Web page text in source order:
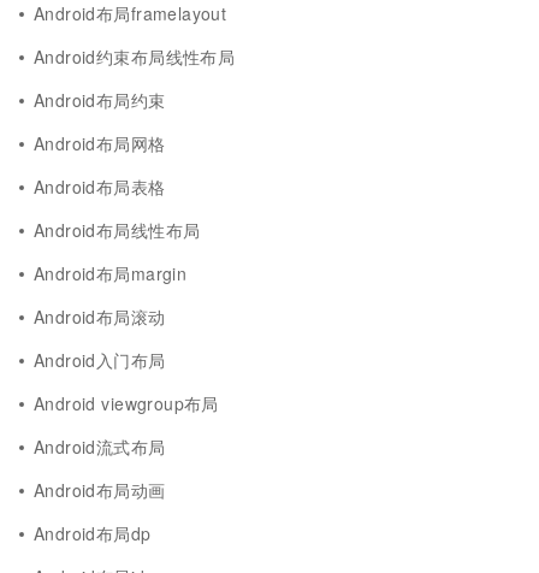
Android布局framelayout
Android约束布局线性布局
Android布局约束
Android布局网格
Android布局表格
Android布局线性布局
Android布局margin
Android布局滚动
Android入门布局
Android viewgroup布局
Android流式布局
Android布局动画
Android布局dp